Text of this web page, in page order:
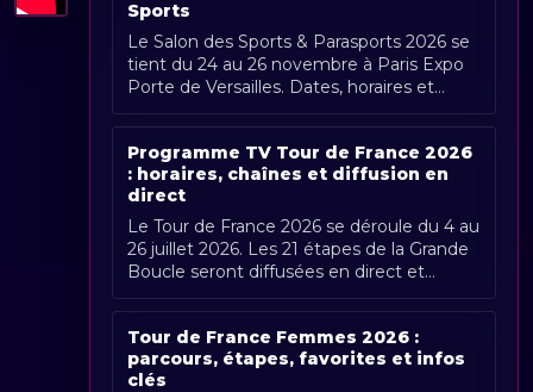
Sports
Le Salon des Sports & Parasports 2026 se
tient du 24 au 26 novembre à Paris Expo
Porte de Versailles. Dates, horaires et
couverture Radio Sports.
Programme TV Tour de France 2026
: horaires, chaînes et diffusion en
direct
Le Tour de France 2026 se déroule du 4 au
26 juillet 2026. Les 21 étapes de la Grande
Boucle seront diffusées en direct et
gratuitement en France par France [...]
Tour de France Femmes 2026 :
parcours, étapes, favorites et infos
clés